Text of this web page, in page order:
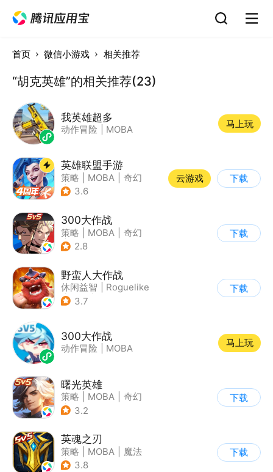
首页 微信小游戏 相关推荐
“胡克英雄”的相关推荐(23)
我英雄超多
动作冒险 MOBA
马上玩
英雄联盟手游
策略 MOBA
奇幻
| 英雄联盟
3.6
云游戏 下载
300大作战
策略 MOBA
奇幻
| 5v5
2.8
下载
野蛮人大作战
休闲益智
Roguelike
| 奇幻
3.7
下载
300大作战
动作冒险 MOBA
马上玩
曙光英雄
策略 MOBA
奇幻
| 5v5
3.2
下载
英魂之刃
策略 MOBA
魔法
| 英魂之刃
3.8
下载